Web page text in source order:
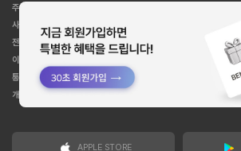
주소
사업자등록번호
109-81-59281
전화번호
1544-6101
이메일 주소
통신판매업
강남5526호
개인정보관리책임자
APPLE STORE